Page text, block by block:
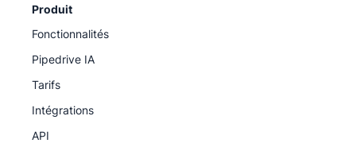
Produit
Fonctionnalités
Pipedrive IA
Tarifs
Intégrations
API